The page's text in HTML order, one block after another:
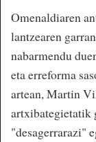
Omenaldiaren
lantzearen
nabarmendu
eta erreforma
artean, Martin
artxibategietatik
"desagerrarazi"